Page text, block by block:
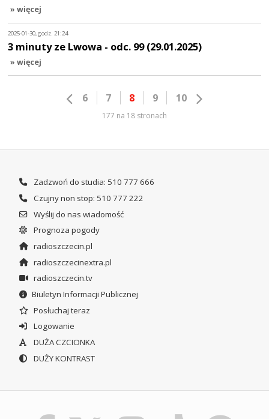
» więcej
2025-01-30, godz. 21:24
3 minuty ze Lwowa - odc. 99 (29.01.2025)
» więcej
6 7 8 9 10
177 na 18 stronach
Zadzwoń do studia: 510 777 666
Czujny non stop: 510 777 222
Wyślij do nas wiadomość
Prognoza pogody
radioszczecin.pl
radioszczecinextra.pl
radioszczecin.tv
Biuletyn Informacji Publicznej
Posłuchaj teraz
Logowanie
DUŻA CZCIONKA
DUŻY KONTRAST